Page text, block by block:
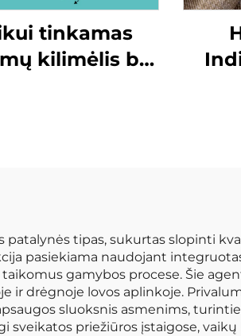
tinkamas
kilimėlis be
tipas, sukurtas slopinti
pasiekiama naudojant
gamybos procese. Šie
ir drėgnoje lovos aplinkoje.
sluoksnis asmenims,
sveikatos priežiūros įstaigose,